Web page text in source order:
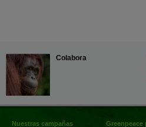
Colabora
Nuestras campañas Greenpeace